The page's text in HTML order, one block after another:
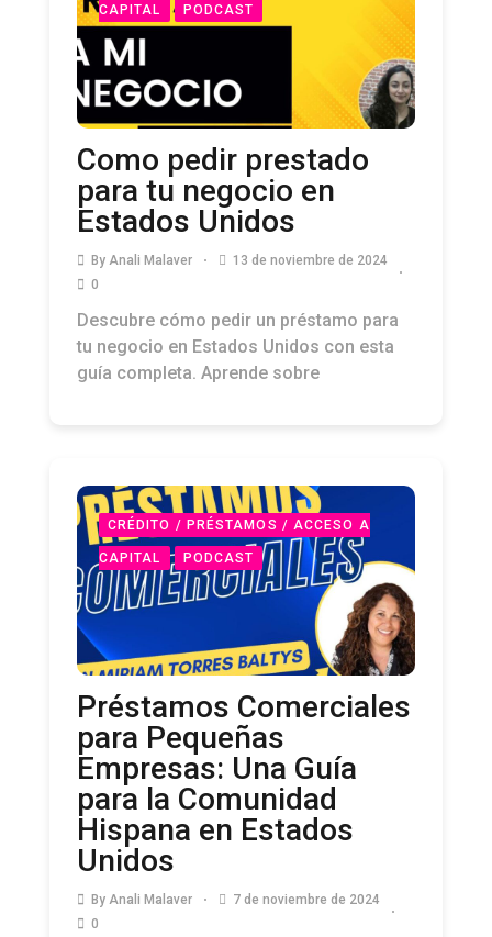
CAPITAL PODCAST
Como pedir prestado
para tu negocio en
Estados Unidos
By Anali Malaver
13 de noviembre de 2024
0
Descubre cómo pedir un préstamo para
tu negocio en Estados Unidos con esta
guía completa. Aprende sobre
CRÉDITO / PRÉSTAMOS / ACCESO A
CAPITAL PODCAST
Préstamos Comerciales
para Pequeñas
Empresas: Una Guía
para la Comunidad
Hispana en Estados
Unidos
By Anali Malaver
7 de noviembre de 2024
0